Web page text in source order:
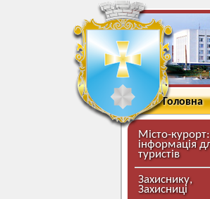
Головна
Місто-курорт:
інформація
туристів
Захиснику,
Захисниці